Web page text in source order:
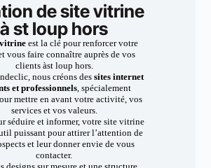
de site vitrine
à st loup hors
est la clé pour renforcer votre
vous faire connaître auprès de vos
clients àst loup hors.
nous créons dessites internet
et professionnels, spécialement
mettre en avant votre activité, vos
services et vos valeurs.
séduire et informer, votre site vitrine
puissant pour attirer l’attention de
et leur donner envie de vous
contacter.